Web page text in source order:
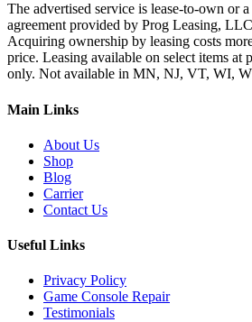
The advertised service is lease-to-own or
agreement provided by Prog Leasing,
Acquiring ownership by leasing costs
price. Leasing available on select items at
only. Not available in MN, NJ, VT, WI,
Main Links
About Us
Shop
Blog
Carrier
Contact Us
Useful Links
Privacy Policy
Game Console Repair
Testimonials